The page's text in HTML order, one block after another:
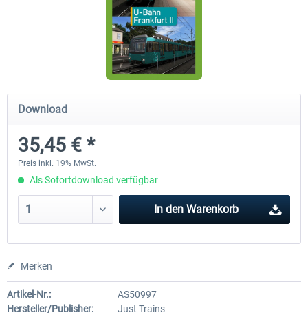
Im Köblitzer Bergland 3 reloaded
29,95 € *
VirtualTracks - Ringbahn
Download
35,45 € *
Preis inkl. 19% MwSt.
Als Sofortdownload verfügbar
In den Warenkorb
Merken
Artikel-Nr.:
AS50997
Hersteller/Publisher:
Just Trains